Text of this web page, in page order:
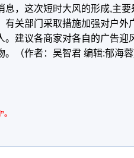
息，这次短时大风的形成,主
有关部门采取措施加强对户外
。建议各商家对各自的广告迎
。（作者：吴智君 编辑:郁海